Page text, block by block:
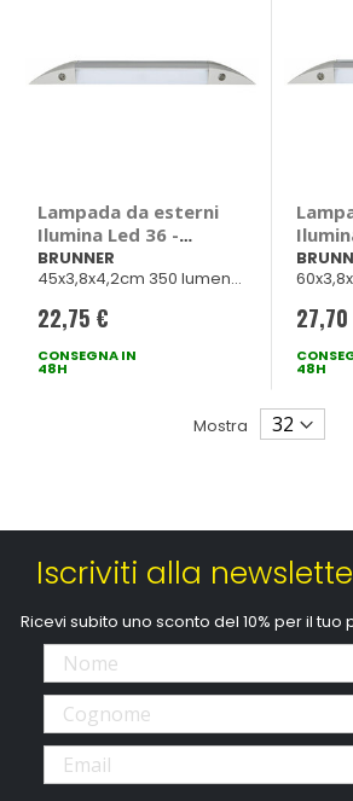
Lampada da esterni
Ilumina Led 36 -
BRUNNER
BRUNNER
45x3,8x4,2cm 350 lumen
22,75 €
CONSEGNA IN
48H 48H
Mostra
Iscriviti alla
Ricevi subito uno sconto del 10% per il